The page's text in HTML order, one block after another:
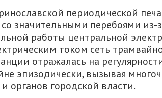
периодической
значительными перебоями из-
работы центральной
током сеть
отражалась на
эпизодически, вызывая
органов городской власти.